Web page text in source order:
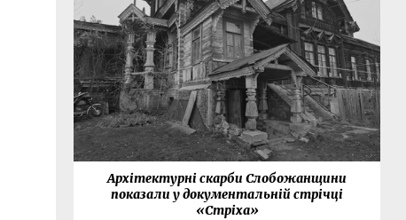
Архітектурні скарби Слобожанщини
показали у документальній стрічці
«Стріха»